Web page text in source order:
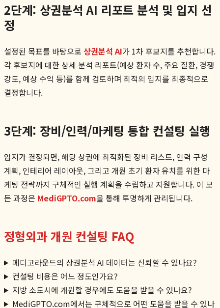
2단계: 상권분석 AI 리포트 분석 및 입지 선
정
설정된 목표를 바탕으로 상권분석 AI가 1차 후보지를 추천합니다.
각 후보지에 대한 상세 분석 리포트(예상 환자 수, 주요 질환, 경쟁
강도, 예상 수익 등)를 함께 검토하며 최적의 입지를 최종적으로
결정합니다.
3단계: 장비/인력/마케팅 통합 컨설팅 실행
입지가 결정되면, 해당 상권에 최적화된 장비 리스트, 인력 구성
계획, 인테리어 레이아웃, 그리고 개원 초기 환자 유치를 위한 마
케팅 전략까지 구체적인 실행 계획을 수립하고 지원합니다. 이 모
든 과정은 MediGPTO.com을 통해 투명하게 관리됩니다.
정형외과 개원 컨설팅 FAQ
메디고라운드의 상권분석 AI 데이터는 신뢰할 수 있나요?
컨설팅 비용은 어느 정도인가요?
지방 소도시에 개원할 경우에도 도움을 받을 수 있나요?
MediGPTO.com에서는 구체적으로 어떤 도움을 받을 수 있나